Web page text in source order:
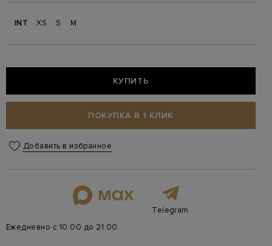
INT XS S M
КУПИТЬ
ПОКУПКА В 1 КЛИК
Добавить в избранное
Telegram
Ежедневно с 10:00 до 21:00